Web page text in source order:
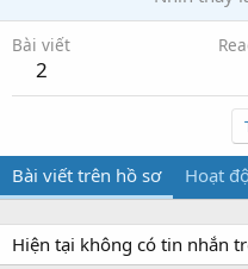
Bài viết
2
Bài viết trên hồ sơ Hoạt
Hiện tại không có tin nhắn